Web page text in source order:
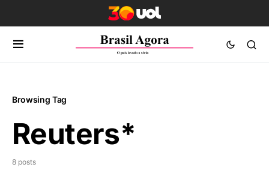
Browsing Tag
Reuters*
8 posts